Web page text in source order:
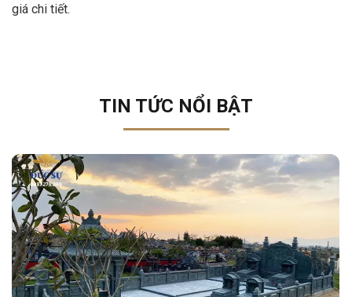
giá chi tiết.
TIN TỨC NỔI BẬT